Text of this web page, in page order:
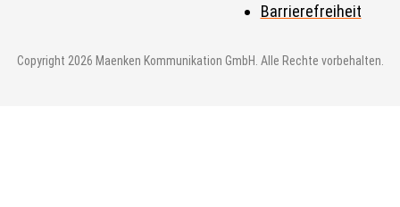
Barrierefreiheit
Copyright 2026 Maenken Kommunikation GmbH. Alle Rechte vorbehalten.